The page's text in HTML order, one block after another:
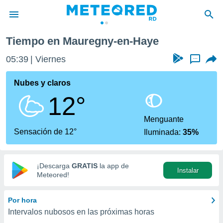
de
ha sido
calidad.
a este
las
y
digital
basada
Tiempo en Mauregny-en-Haye
05:39 Viernes ...
Nubes y claros
12°
Sensación de 12°
Menguante
Iluminada:35%
¡Descarga GRATIS la app de
Meteored!
Instalar
Por hora
Intervalos nubosos en las próximas horas